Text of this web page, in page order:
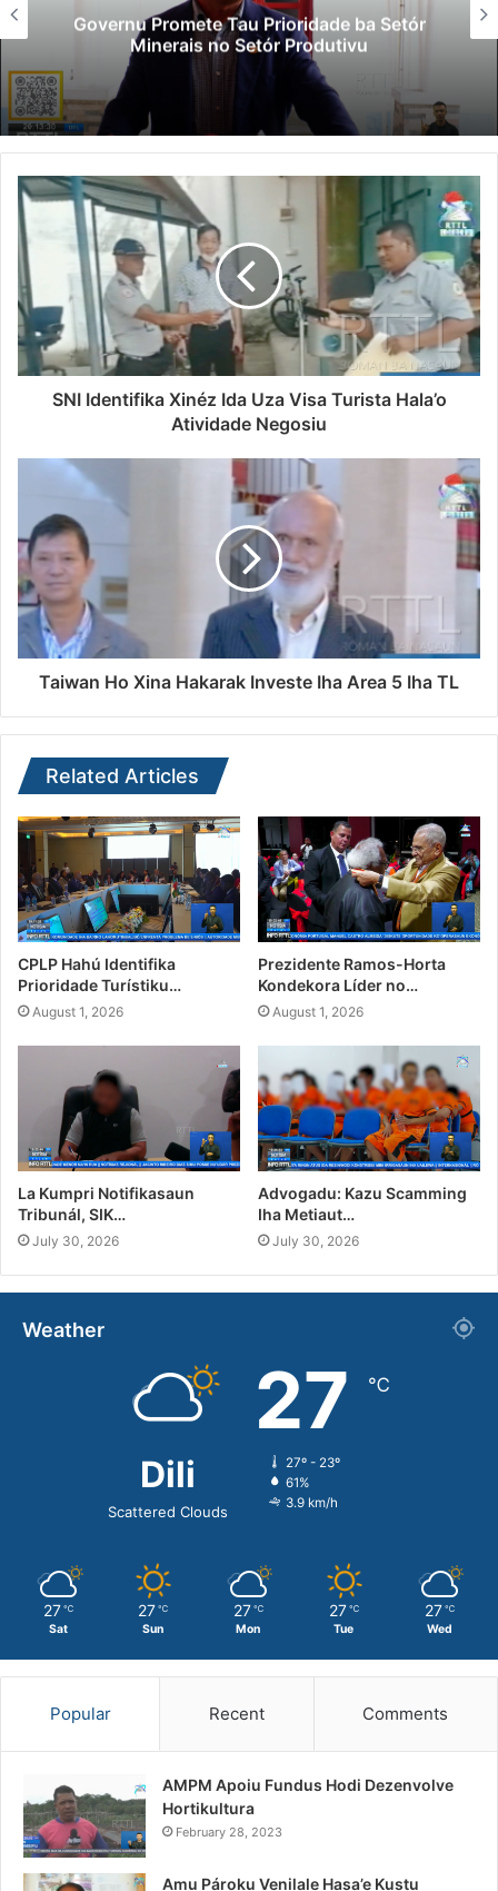
Tau Prioridade ba Setór
no Setór Produtivu
Lei
Polisiál
SNI Identifika Xinéz Ida Uza Visa Turista Hala’o
Atividade Negosiu
Taiwan Ho Xina Hakarak Investe Iha Area 5 Iha TL
Related Articles
CPLP Hahú Identifika
Prioridade Turístiku…
August 1, 2026
Prezidente Ramos-Horta
Kondekora Líder no…
August 1, 2026
La Kumpri Notifikasaun
Tribunál, SIK…
July 30, 2026
Advogadu: Kazu Scamming
Iha Metiaut…
July 30, 2026
Weather
Dili
Scattered Clouds
27 ℃
27º - 23º
61%
3.9 km/h
27 ℃
Sat
27 ℃
Sun
27 ℃
Mon
27 ℃
Tue
27 ℃
Wed
Popular Recent Comments
AMPM Apoiu Fundus Hodi Dezenvolve
Hortikultura
February 28, 2023
Amu Pároku Venilale Hasa’e Kustu